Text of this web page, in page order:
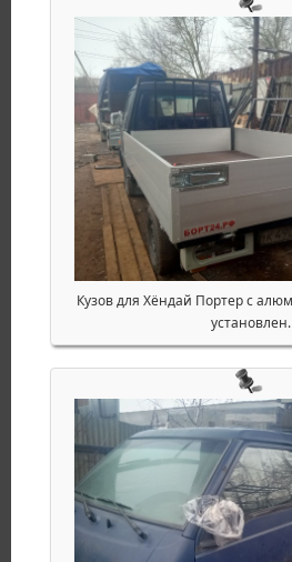
Кузов для Хёндай Портер с
установлен.